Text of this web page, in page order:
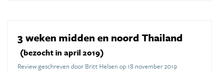
3 weken midden en noord Thailand
(bezocht in april 2019)
Review geschreven door Britt Helsen op 18 november 2019